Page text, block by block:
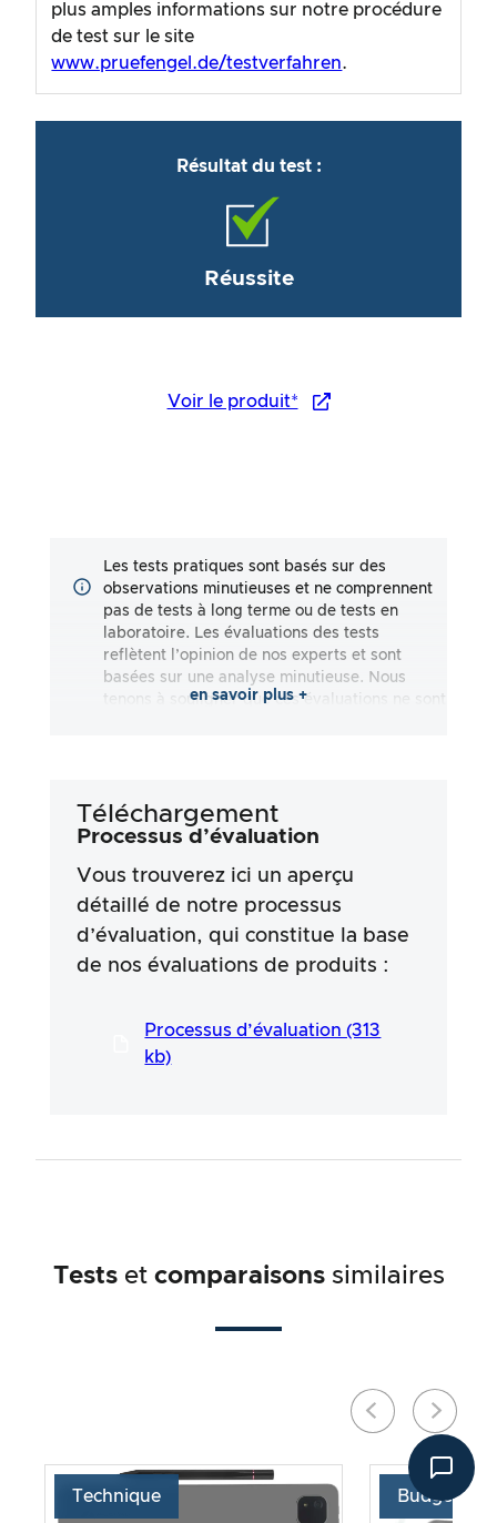
plus amples informations sur notre procédure
de test sur le site
www.pruefengel.de/testverfahren.
Résultat du test :
Réussite
Voir le produit*
Les tests pratiques sont basés sur des
observations minutieuses et ne comprennent
pas de tests à long terme ou de tests en
laboratoire. Les évaluations des tests
reflètent l’opinion de nos experts et sont
basées sur une analyse minutieuse. Nous
tenons à souligner que ces évaluations ne sont
responsabilité ne soit assumée quant à
l’exactitude ou à l’exhaustivité des résultats
tests ne sont pas basés sur des prescriptions
légales, des effets médicaux ou des
nous appuyons sur les déclarations
publicitaires et les informations fournies par
périls de l’utilisateur. Nos efforts visent à
garantir une procédure de test sérieuse et
en savoir plus +
Téléchargement
Processus d’évaluation
Vous trouverez ici un aperçu
détaillé de notre processus
d’évaluation, qui constitue la base
de nos évaluations de produits :
Processus d’évaluation (313
kb)
Testset comparaisonssimilaires
Technique Budget